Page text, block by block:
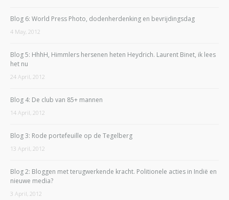
Blog 6: World Press Photo, dodenherdenking en bevrijdingsdag
4 May, 2012
Blog 5: HhhH, Himmlers hersenen heten Heydrich. Laurent Binet, ik lees
het nu
24 April, 2012
Blog 4: De club van 85+ mannen
14 April, 2012
Blog 3: Rode portefeuille op de Tegelberg
13 April, 2012
Blog 2: Bloggen met terugwerkende kracht. Politionele acties in Indië en
nieuwe media?
3 April, 2012